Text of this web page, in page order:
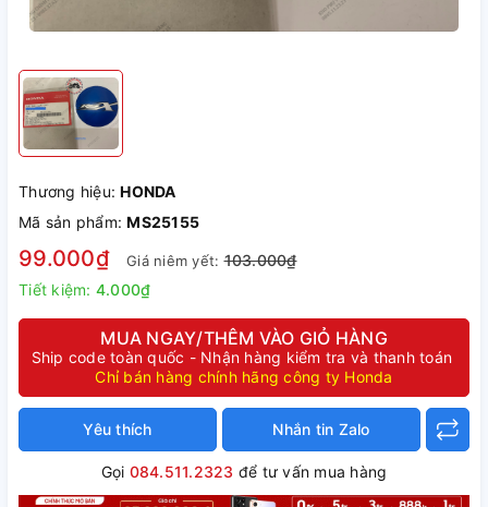
Thương hiệu:HONDA
Mã sản phẩm:MS25155
99.000₫ Giá niêm yết:103.000₫
Tiết kiệm: 4.000₫
MUA NGAY/THÊM VÀO GIỎ HÀNG
Ship code toàn quốc - Nhận hàng kiểm tra và thanh toán
Chỉ bán hàng chính hãng công ty Honda
Yêu thích Nhắn tin Zalo
Gọi 084.511.2323 để tư vấn mua hàng